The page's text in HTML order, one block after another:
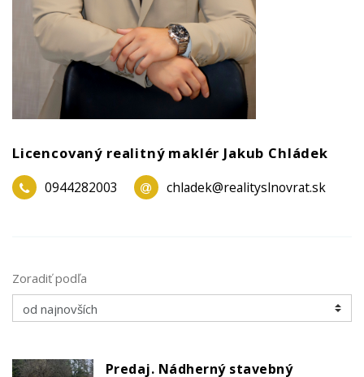
Licencovaný realitný maklér Jakub Chládek
0944282003 chladek@realityslnovrat.sk
Zoradiť podľa
Predaj. Nádherný stavebný